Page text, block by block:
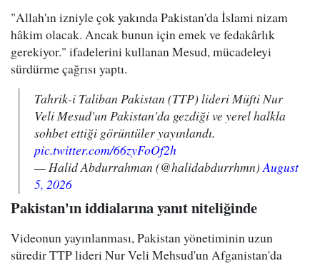
"Allah'ın izniyle çok yakında Pakistan'da İslami nizam
hâkim olacak. Ancak bunun için emek ve fedakârlık
gerekiyor." ifadelerini kullanan Mesud, mücadeleyi
sürdürme çağrısı yaptı.
Tahrik-i Taliban Pakistan (TTP) lideri Müfti Nur
Veli Mesud'un Pakistan'da gezdiği ve yerel halkla
sohbet ettiği görüntüler yayınlandı.
pic.twitter.com/66zyFoOf2h
— Halid Abdurrahman (@halidabdurrhmn)August
5, 2026
Pakistan'ın iddialarına yanıt niteliğinde
Videonun yayınlanması, Pakistan yönetiminin uzun
süredir TTP lideri Nur Veli Mehsud'un Afganistan'da